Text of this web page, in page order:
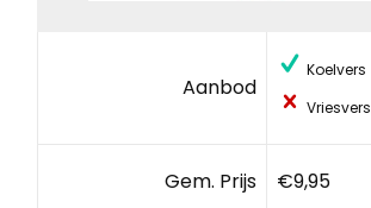
Aanbod
Koelvers
Vriesvers
Gem. Prijs €9,95